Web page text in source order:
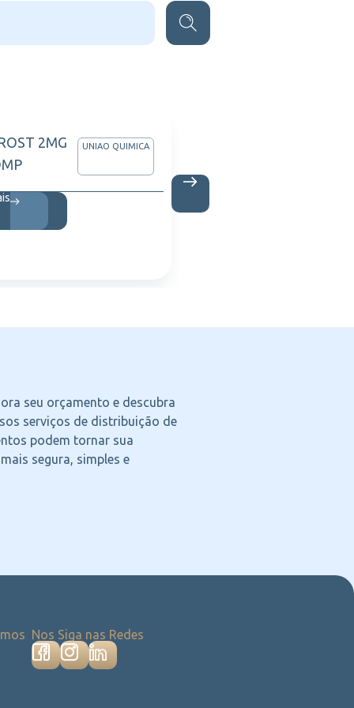
2MG
UNIAO QUIMICA
seu orçamento e descubra
serviços de distribuição de
podem tornar sua
segura, simples e
Nos Siga nas Redes